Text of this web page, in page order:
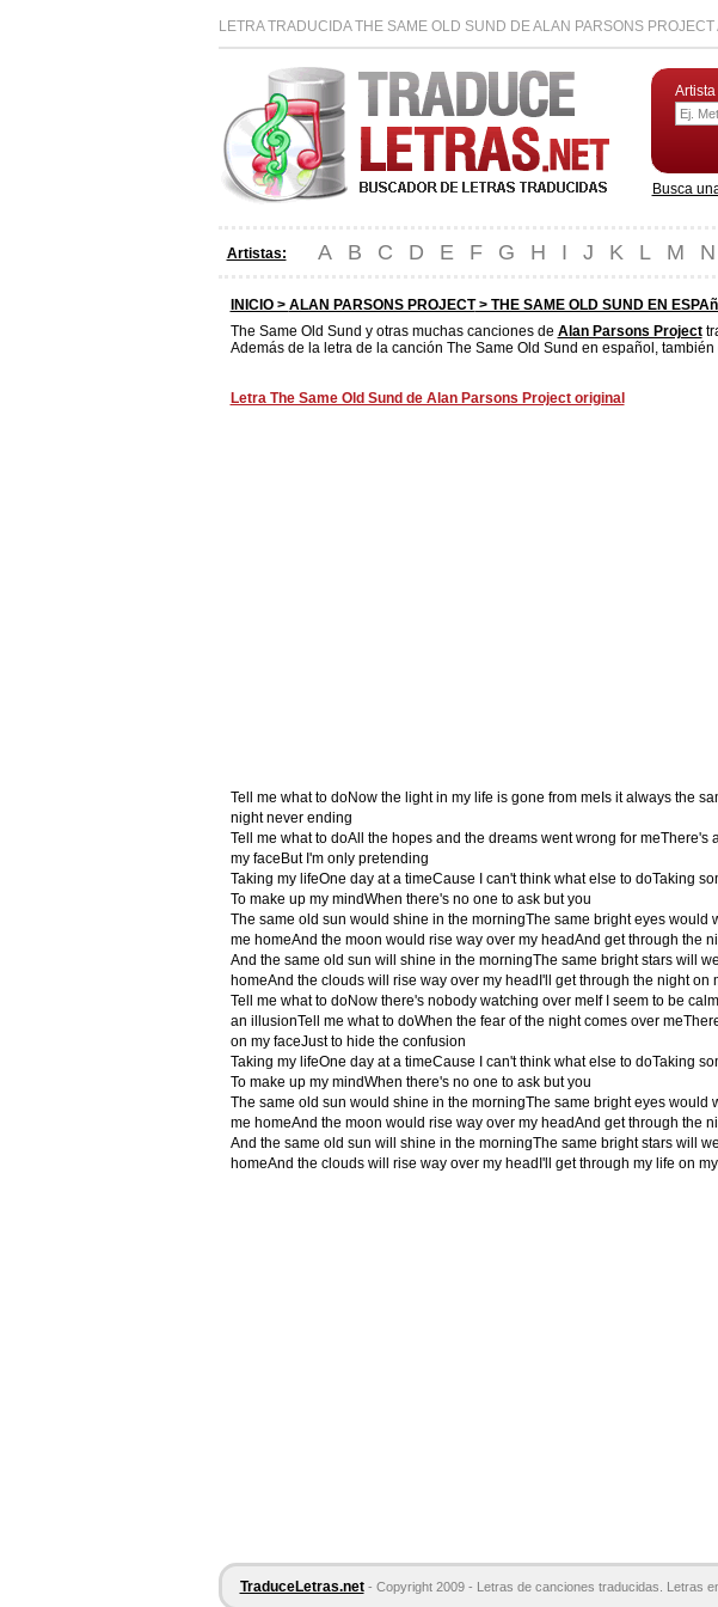
LETRA TRADUCIDA THE SAME OLD SUND DE ALAN PARSONS
Busca
Artistas: A B C D E F G H I J K L M N
INICIO > ALAN PARSONS PROJECT> THE SAME OLD SUND EN
The Same Old Sund y otras muchas canciones de Alan Parsons Project
Además de la letra de la canción The Same Old Sund en español,
Letra The Same Old Sund de Alan Parsons Project original
Tell me what to doNow the light in my life is gone from meIs it always the
night never ending
Tell me what to doAll the hopes and the dreams went wrong for meThere's
my faceBut I'm only pretending
Taking my lifeOne day at a timeCause I can't think what else to doTaking
To make up my mindWhen there's no one to ask but you
The same old sun would shine in the morningThe same bright eyes would
me homeAnd the moon would rise way over my headAnd get through the
And the same old sun will shine in the morningThe same bright stars will
homeAnd the clouds will rise way over my headI'll get through the night on
Tell me what to doNow there's nobody watching over meIf I seem to be
an illusionTell me what to doWhen the fear of the night comes over
on my faceJust to hide the confusion
Taking my lifeOne day at a timeCause I can't think what else to doTaking
To make up my mindWhen there's no one to ask but you
The same old sun would shine in the morningThe same bright eyes would
me homeAnd the moon would rise way over my headAnd get through the
And the same old sun will shine in the morningThe same bright stars will
homeAnd the clouds will rise way over my headI'll get through my life on
TraduceLetras.net - Copyright 2009 - Letras de canciones traducidas. Letras